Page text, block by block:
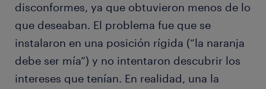
disconformes, ya que obtuvieron menos de lo
que deseaban. El problema fue que se
instalaron en una posición rígida (“la naranja
debe ser mía”) y no intentaron descubrir los
intereses que tenían. En realidad, una la